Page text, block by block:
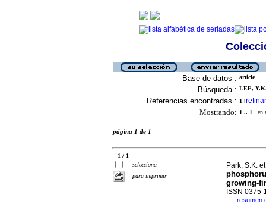
Base de datos : article
Búsqueda : LEE,
Referencias encontradas : 1 [refinar
Mostrando: 1 .. 1 en
página 1 de 1
1 / 1
selecciona
para imprimir
Park, S.K.
growing-
ISSN 0375-
· resumen